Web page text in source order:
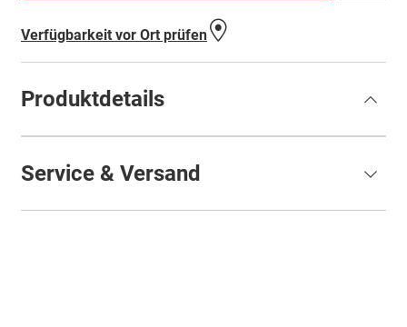
Verfügbarkeit vor Ort prüfen
Produktdetails
Service & Versand